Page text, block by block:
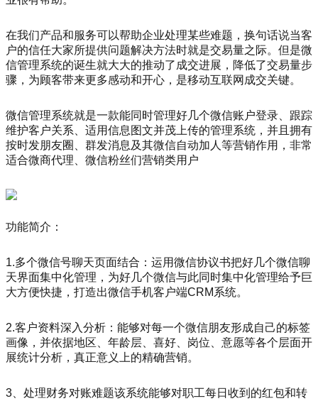
在我们产品和服务可以帮助企业处理某些难题，换句话说当客
户的信任大家所提供问题解决方法时就是交易量之际。但是微
信管理系统的诞生就大大的推动了成交进展，降低了交易量步
骤，为顾客带来更多感动和开心，是移动互联网成交关键。
微信管理系统就是一款能同时管理好几个微信账户登录、跟踪
维护客户关系、适用信息图文并茂上传的管理系统，并且拥有
按时发朋友圈、群发消息及其微信自动加人等营销作用，非常
适合微商代理、微信粉丝们营销类用户
功能简介：
1.多个微信号聊天页面结合：运用微信协议书把好几个微信聊
天界面集中化管理，为好几个微信与此同时集中化管理给予巨
大方便快捷，打造出微信手机客户端CRM系统。
2.客户资料深入分析：能够对每一个微信朋友形成自己的标签
画像，并依据地区、年龄层、喜好、岗位、意愿等各个层面开
展统计分析，真正意义上的精确营销。
3、处理财务对账难题该系统能够对职工每日收到的红包和转